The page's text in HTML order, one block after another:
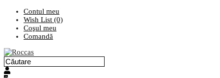
Contul meu
Wish List (0)
Coşul meu
Comandă